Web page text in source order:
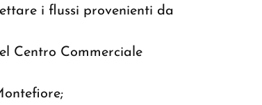
i flussi provenienti da
Centro Commerciale